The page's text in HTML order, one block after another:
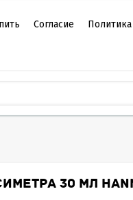
Согласие Политика
30 МЛ